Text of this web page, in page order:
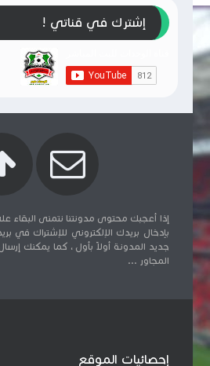
إشترك في قناتي !
إذا أعجبك محتوى مدونتنا نتمنى البقاء
بإدخال بريدك الإلكتروني للإشتراك في
جديد المدونة أولاً بأول ، كما يمكنك
المجاور ...
إحصائيات الموقع